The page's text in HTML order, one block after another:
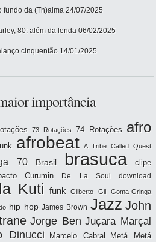
fundo da (Th)alma 24/07/2025
80: além da lenda 06/02/2025
cinquentão 14/01/2025
importância
73 Rotações 74 Rotações afro
afrobeat A Tribe Called Quest
70 Brasil brasuca
clipe
Curumin De La Soul download
Kuti funk Gilberto Gil Goma-Gringa
hip hop James Brown Jazz John
Jorge Ben Juçara Marçal
Dinucci Marcelo Cabral Metá Metá